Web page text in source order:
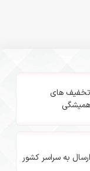
تخفیف های
همیشگی
ارسال به سراسر کشور